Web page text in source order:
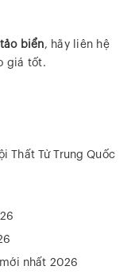
biển, hãy liên hệ
giá tốt.
Thất Từ Trung Quốc
nhất 2026